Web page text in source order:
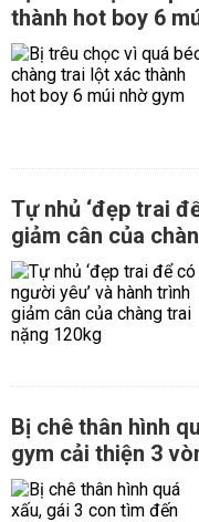
thành hot boy 6
Tự nhủ ‘đẹp trai
giảm cân của
Bị chê thân hình
gym cải thiện 3